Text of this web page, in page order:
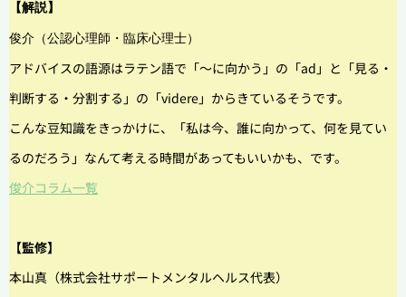
【解説】
俊介（公認心理師・臨床心理士）
アドバイスの語源はラテン語で「～に向かう」の「ad」と「見る・
判断する・分割する」の「videre」からきているそうです。
こんな豆知識をきっかけに、「私は今、誰に向かって、何を見てい
るのだろう」なんて考える時間があってもいいかも、です。
俊介コラム一覧
【監修】
本山真（株式会社サポートメンタルヘルス代表）